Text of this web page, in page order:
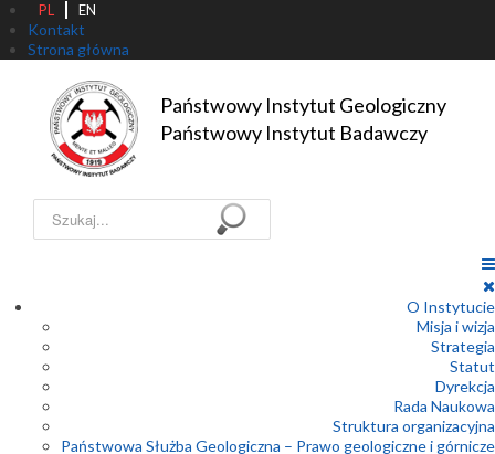
PL EN
Kontakt
Strona główna
Państwowy Instytut Geologiczny
Państwowy Instytut Badawczy
Szukaj...
O Instytucie
Misja i wizja
Strategia
Statut
Dyrekcja
Rada Naukowa
Struktura organizacyjna
Państwowa Służba Geologiczna – Prawo geologiczne i górnicze